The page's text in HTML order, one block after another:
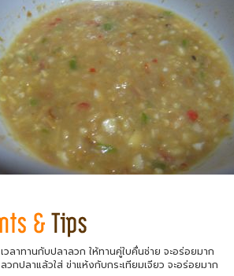
เวลาทานกับปลาลวก ให้ทานคู่ใบคื่นช่าย จะอร่อยมาก
ลวกปลาแล้วใส่ ข่าแห้งกับกระเทียมเจียว จะอร่อยมาก